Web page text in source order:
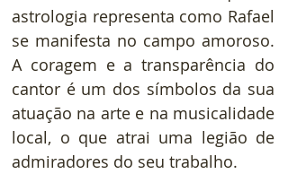
astrologia representa como Rafael
se manifesta no campo amoroso.
A coragem e a transparência do
cantor é um dos símbolos da sua
atuação na arte e na musicalidade
local, o que atrai uma legião de
admiradores do seu trabalho.